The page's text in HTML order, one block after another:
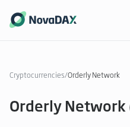
Cryptocurrencies/Orderly Network
Orderly Network